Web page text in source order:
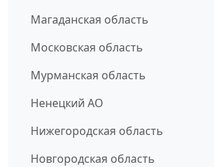
Магаданская область
Московская область
Мурманская область
Ненецкий АО
Нижегородская область
Новгородская область